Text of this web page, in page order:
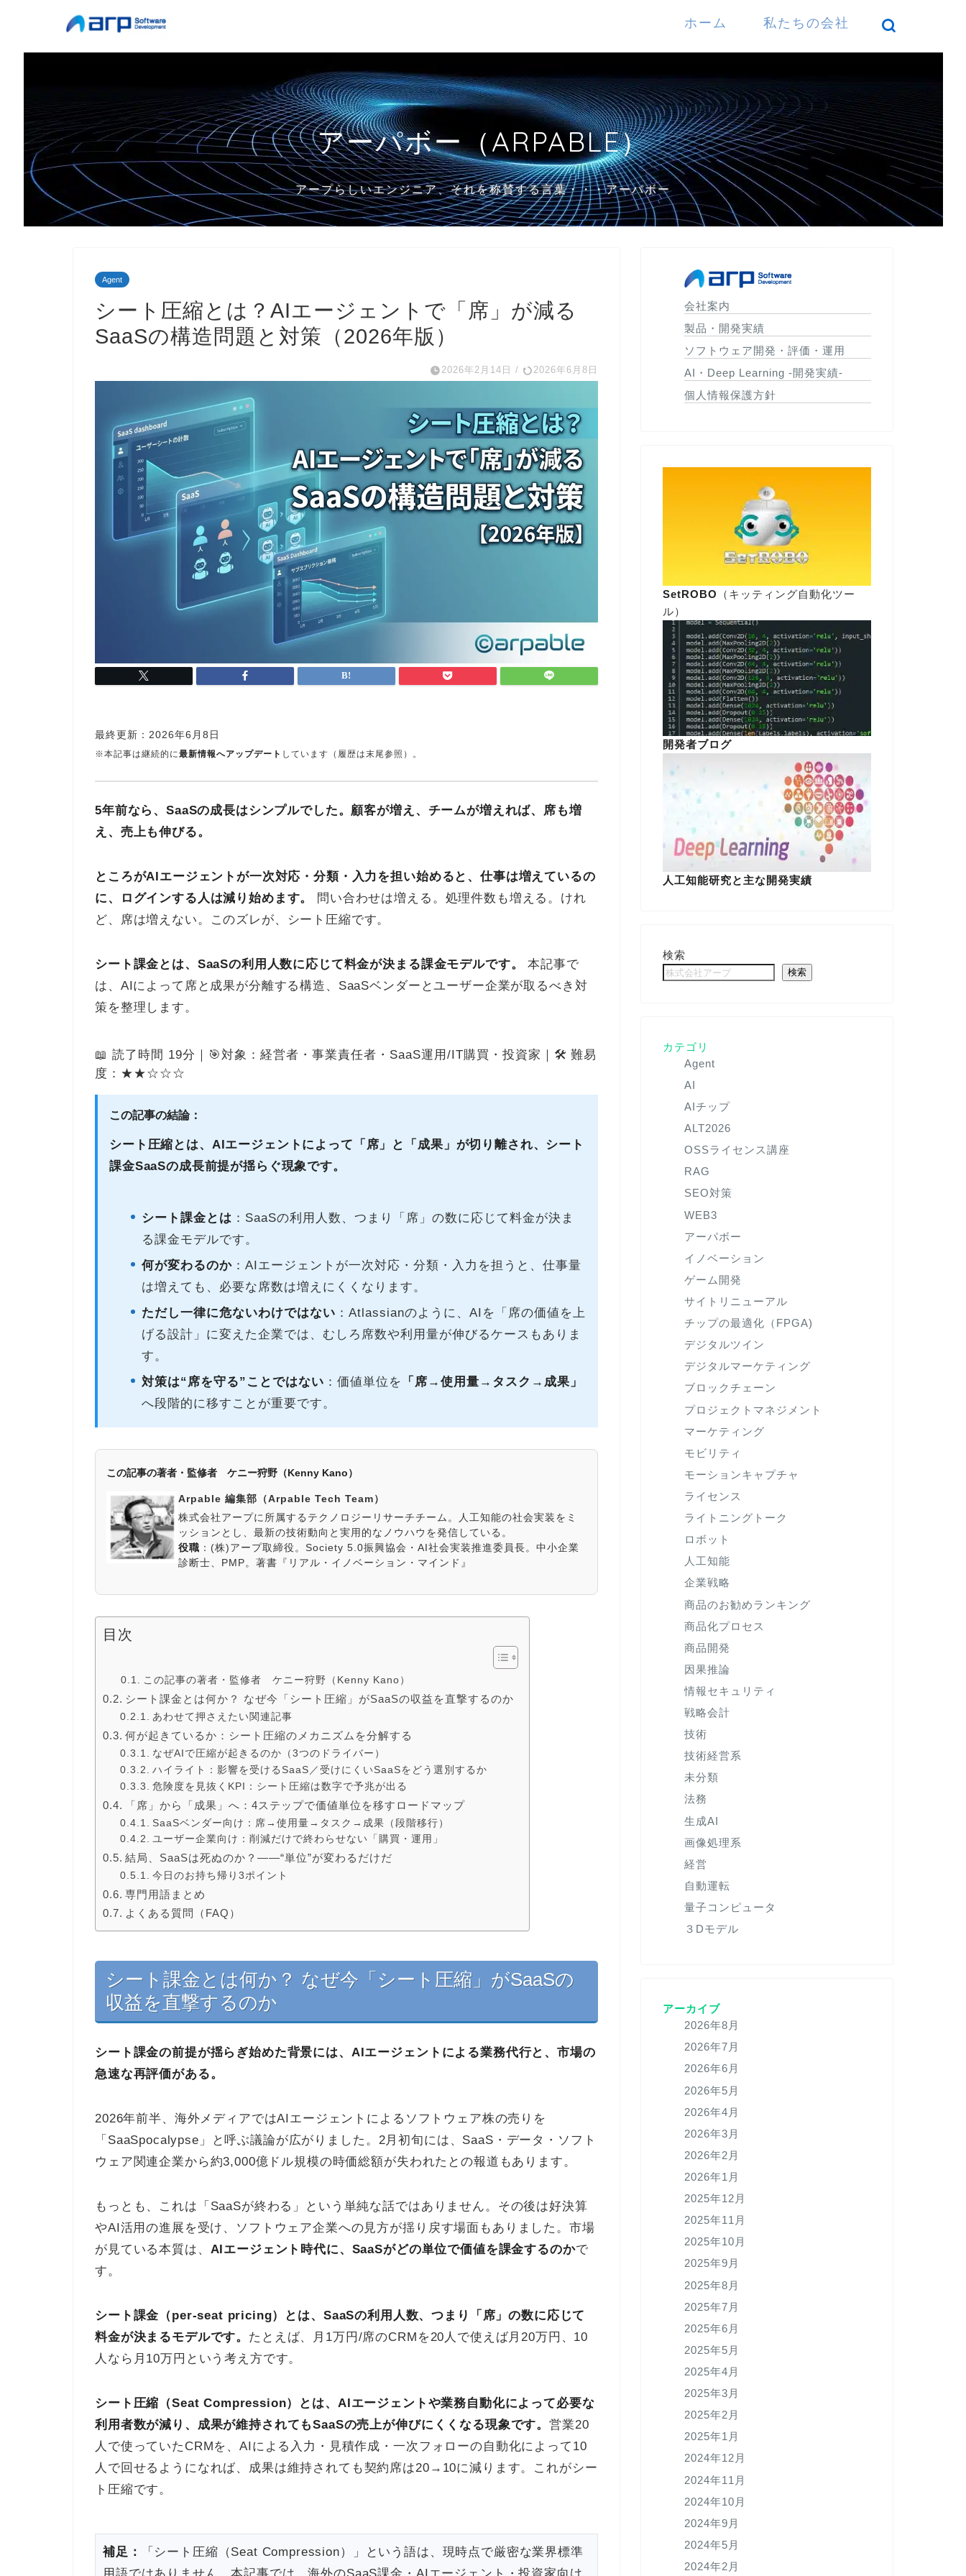
ホーム 私たちの会社
アーパボー（ARPABLE）
アープらしいエンジニア、それを称賛する言葉・・・アーパボー
Agent
シート圧縮とは？AIエージェントで「席」が減る
SaaSの構造問題と対策（2026年版）
2026年2月14日 / 2026年6月8日
最終更新： 2026年6月8日
※本記事は継続的に最新情報へアップデート しています（履歴は末尾参照）。
5年前なら、SaaSの成長はシンプルでした。顧客が増え、チームが増えれば、席も増
え、売上も伸びる。
ところがAIエージェントが一次対応・分類・入力を担い始めると、仕事は増えているの
に、ログインする人は減り始めます。
問い合わせは増える。処理件数も増える。けれ
ど、席は増えない。このズレが、シート圧縮です。
シート課金とは、SaaSの利用人数に応じて料金が決まる課金モデルです。
本記事で
は、AIによって席と成果が分離する構造、SaaSベンダーとユーザー企業が取るべき対
策を整理します。
📖 読了時間 19分｜🎯対象：経営者・事業責任者・SaaS運用/IT購買・投資家｜🛠 難易
度：★★☆☆☆
この記事の結論：
シート圧縮とは、AIエージェントによって「席」と「成果」が切り離され、シート
課金SaaSの成長前提が揺らぐ現象です。
シート課金とは ：SaaSの利用人数、つまり「席」の数に応じて料金が決ま
る課金モデルです。
何が変わるのか ：AIエージェントが一次対応・分類・入力を担うと、仕事量
は増えても、必要な席数は増えにくくなります。
ただし一律に危ないわけではない ：Atlassianのように、AIを「席の価値を上
げる設計」に変えた企業では、むしろ席数や利用量が伸びるケースもありま
す。
対策は“席を守る”ことではない ：価値単位を
「席→使用量→タスク→成果」
へ段階的に移すことが重要です。
この記事の著者・監修者 ケニー狩野（Kenny Kano）
Arpable 編集部（Arpable Tech Team）
株式会社アープに所属するテクノロジーリサーチチーム。人工知能の社会実装をミ
ッションとし、最新の技術動向と実用的なノウハウを発信している。
役職 ： (株)アープ取締役。Society 5.0振興協会・AI社会実装推進委員長。中小企業
診断士、PMP。著書『リアル・イノベーション・マインド』
目次
この記事の著者・監修者 ケニー狩野（Kenny Kano）
シート課金とは何か？ なぜ今「シート圧縮」がSaaSの収益を直撃するのか
あわせて押さえたい関連記事
何が起きているか：シート圧縮のメカニズムを分解する
なぜAIで圧縮が起きるのか（3つのドライバー）
ハイライト：影響を受けるSaaS／受けにくいSaaSをどう選別するか
危険度を見抜くKPI：シート圧縮は数字で予兆が出る
「席」から「成果」へ：4ステップで価値単位を移すロードマップ
SaaSベンダー向け：席→使用量→タスク→成果（段階移行）
ユーザー企業向け：削減だけで終わらせない「購買・運用」
結局、SaaSは死ぬのか？――“単位”が変わるだけだ
今日のお持ち帰り3ポイント
専門用語まとめ
よくある質問（FAQ）
シート課金とは何か？ なぜ今「シート圧縮」がSaaSの
収益を直撃するのか
シート課金の前提が揺らぎ始めた背景には、AIエージェントによる業務代行と、市場の
急速な再評価がある。
2026年前半、海外メディアではAIエージェントによるソフトウェア株の売りを
「SaaSpocalypse」と呼ぶ議論が広がりました。2月初旬には、SaaS・データ・ソフト
ウェア関連企業から約3,000億ドル規模の時価総額が失われたとの報道もあります。
もっとも、これは「SaaSが終わる」という単純な話ではありません。その後は好決算
やAI活用の進展を受け、ソフトウェア企業への見方が揺り戻す場面もありました。市場
が見ている本質は、 AIエージェント時代に、SaaSがどの単位で価値を課金するのかで
す。
シート課金（per-seat pricing）とは、SaaSの利用人数、つまり「席」の数に応じて
料金が決まるモデルです。 たとえば、月1万円/席のCRMを20人で使えば月20万円、10
人なら月10万円という考え方です。
シート圧縮（Seat Compression）とは、AIエージェントや業務自動化によって必要な
利用者数が減り、成果が維持されてもSaaSの売上が伸びにくくなる現象です。営業20
人で使っていたCRMを、AIによる入力・見積作成・一次フォローの自動化によって10
人で回せるようになれば、成果は維持されても契約席は20→10に減ります。これがシー
ト圧縮です。
補足：
「シート圧縮（Seat Compression）」という語は、現時点で厳密な業界標準
会社案内
製品・開発実績
ソフトウェア開発・評価・運用
AI・Deep Learning -開発実績-
個人情報保護方針
SetROBO
（キッティング自動化ツー
ル）
開発者ブログ
人工知能研究と主な開発実績
検索
検索
カテゴリ
Agent
AI
AIチップ
ALT2026
OSSライセンス講座
RAG
SEO対策
WEB3
アーパボー
イノベーション
ゲーム開発
サイトリニューアル
チップの最適化（FPGA)
デジタルツイン
デジタルマーケティング
ブロックチェーン
プロジェクトマネジメント
マーケティング
モビリティ
モーションキャプチャ
ライセンス
ライトニングトーク
ロボット
人工知能
企業戦略
商品のお勧めランキング
商品化プロセス
商品開発
因果推論
情報セキュリティ
戦略会計
技術
技術経営系
未分類
法務
生成AI
画像処理系
経営
自動運転
量子コンピュータ
３Dモデル
アーカイブ
2026年8月
2026年7月
2026年6月
2026年5月
2026年4月
2026年3月
2026年2月
2026年1月
2025年12月
2025年11月
2025年10月
2025年9月
2025年8月
2025年7月
2025年6月
2025年5月
2025年4月
2025年3月
2025年2月
2025年1月
2024年12月
2024年11月
2024年10月
2024年9月
2024年5月
2024年2月